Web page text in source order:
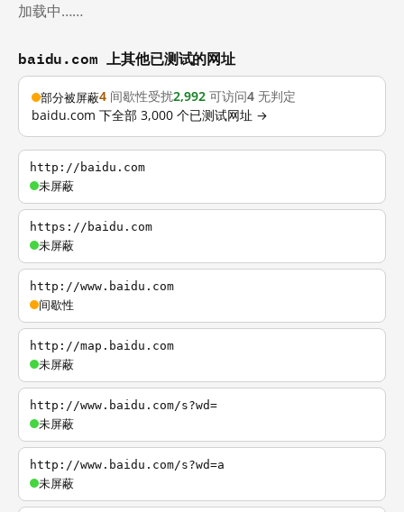
加载中……
baidu.com 上其他已测试的网址
部分被屏蔽4 间歇性受扰2,992 可访问4 无判定
baidu.com 下全部 3,000 个已测试网址 →
http://baidu.com
未屏蔽
https://baidu.com
未屏蔽
http://www.baidu.com
间歇性
http://map.baidu.com
未屏蔽
http://www.baidu.com/s?wd=
未屏蔽
http://www.baidu.com/s?wd=a
未屏蔽